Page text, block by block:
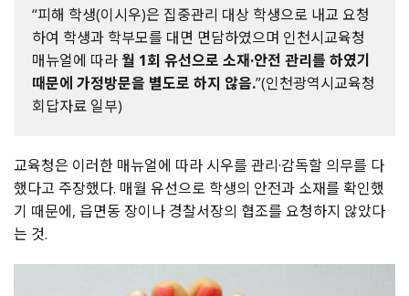
“피해 학생(이시우)은 집중관리 대상 학생으로 내교 요청
하여 학생과 학부모를 대면 면담하였으며 인천시교육청
매뉴얼에 따라 월 1회 유선으로 소재·안전 관리를 하였기
때문에 가정방문을 별도로 하지 않음.”(인천광역시교육청
회답자료 일부)
교육청은 이러한 매뉴얼에 따라 시우를 관리·감독할 의무를 다
했다고 주장했다. 매월 유선으로 학생의 안전과 소재를 확인했
기 때문에, 읍면동 장이나 경찰서장의 협조를 요청하지 않았다
는 것.